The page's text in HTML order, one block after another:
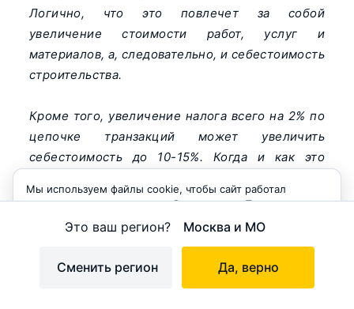
Это ваш регион? Москва и МО
Сменить регион Да, верно
Логично, что это повлечет за собой
увеличение стоимости работ, услуг и
материалов, а, следовательно, и себестоимость
строительства.
Кроме того, увеличение налога всего на 2% по
цепочке транзакций может увеличить
себестоимость до 10-15%. Когда и как это
недвижимости предсказать проблематично.
Возможно, в условиях конкуренции
уменьшится маржинальность проектов с
сохранением конечной стоимости квартир. Но
есть риск, что этого не произойдет и через
Мы используем файлы cookie, чтобы сайт работал
корректно и становился удобнее для вас. Продолжая
Принимаю